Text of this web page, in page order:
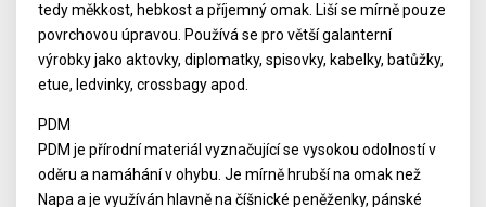
tedy měkkost, hebkost a příjemný omak. Liší se mírně pouze
povrchovou úpravou. Používá se pro větší galanterní
výrobky jako aktovky, diplomatky, spisovky, kabelky, batůžky,
etue, ledvinky, crossbagy apod.
PDM
PDM je přírodní materiál vyznačující se vysokou odolností v
oděru a namáhání v ohybu. Je mírně hrubší na omak než
Napa a je využíván hlavně na číšnické peněženky, pánské